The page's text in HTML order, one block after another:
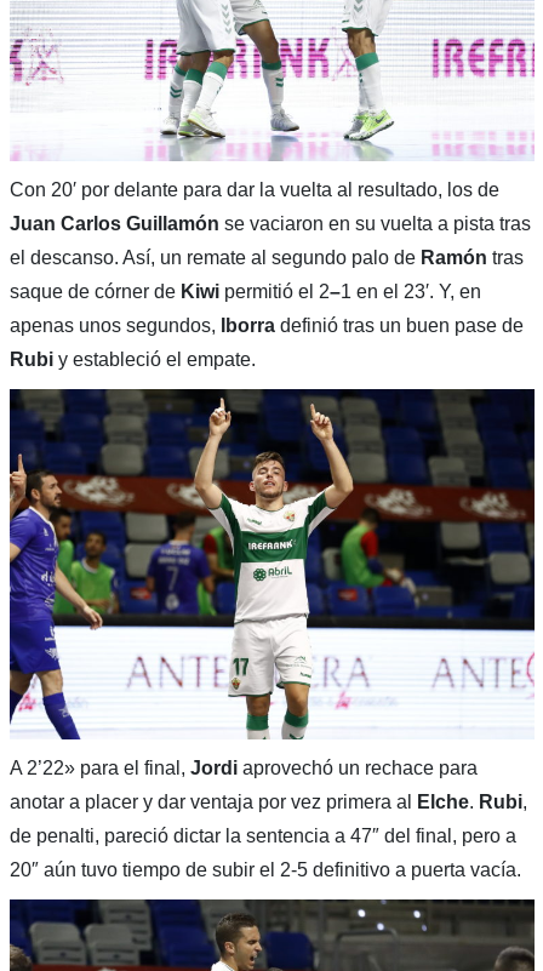
Con 20′ por delante para dar la vuelta al resultado, los de
Juan Carlos Guillamón se vaciaron en su vuelta a pista tras
el descanso. Así, un remate al segundo palo de Ramón tras
saque de córner de Kiwi permitió el 2–1 en el 23′. Y, en
apenas unos segundos,
Iborra definió tras un buen pase de
Rubi y estableció el empate.
A 2’22» para el final, Jordi aprovechó un rechace para
anotar a placer y dar ventaja por vez primera al
Elche. Rubi,
de penalti, pareció dictar la sentencia a 47″ del final, pero a
20″ aún tuvo tiempo de subir el 2-5 definitivo a puerta vacía.